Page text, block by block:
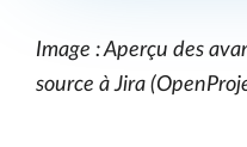
Image : Aperçu des
source à Jira